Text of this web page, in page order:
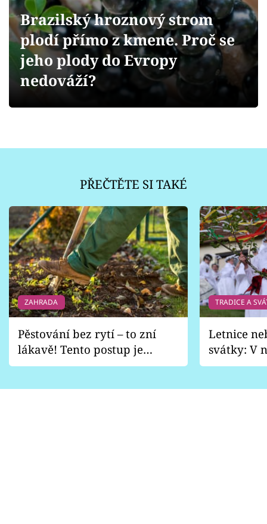
Přihlášení
Sledujte nás
Brazilský hroznový strom
plodí přímo z kmene. Proč se
jeho plody do Evropy
nedováží?
PŘEČTĚTE SI TAKÉ
ZAHRADA
Pěstování bez rytí – to zní
lákavě! Tento postup je
vhodný jen pro některé
TRADICE A
Letnice
svátky: V
pondělí